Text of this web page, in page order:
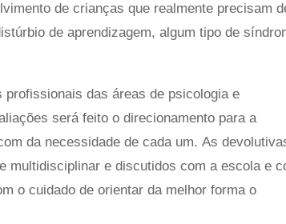
de crianças que realmente precisam
de aprendizagem, algum tipo de
das áreas de psicologia e
será feito o direcionamento para a
da necessidade de cada um. As
multidisciplinar e discutidos com a escola e
o cuidado de orientar da melhor forma o